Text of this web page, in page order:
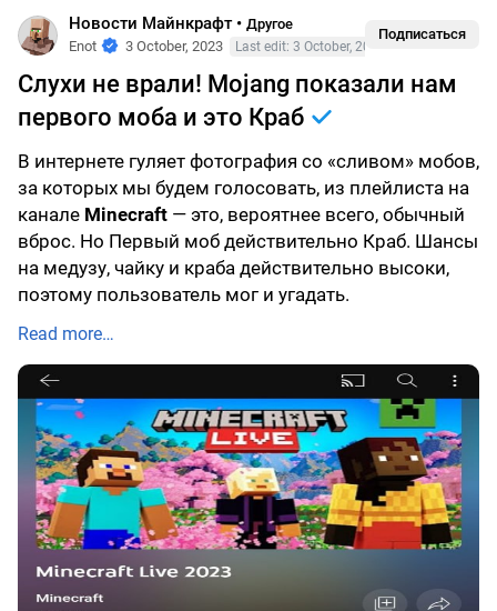
Новости Майнкрафт• Другое
Enot
3 October, 2023 Last edit: 3 October, 2023
Подписаться
Слухи не врали! Mojang показали нам
первого моба и это Краб
В интернете гуляет фотография со «сливом» мобов,
за которых мы будем голосовать, из плейлиста на
канале Minecraft — это, вероятнее всего, обычный
вброс. Но Первый моб действительно Краб. Шансы
на медузу, чайку и краба действительно высоки,
поэтому пользователь мог и угадать.
Read more…